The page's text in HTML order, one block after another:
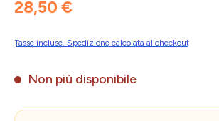
28,50 €
Tasse incluse. Spedizione calcolata al checkout
Non più disponibile